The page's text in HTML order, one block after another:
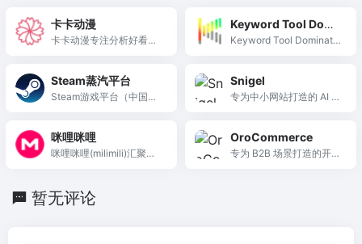
卡卡动漫
卡卡动漫专注分析好看的
Keyword Tool Domi
nator
Keyword Tool Dominator
ay、Google 等，助力挖
掘长尾词。
Steam蒸汽平台
Steam游戏平台（中国大
Snigel
专为中小网站打造的 AI 广
布局显著提升站点 RPM。
咪哩咪哩
咪哩咪哩(milimili)汇聚了
番不等待。咪哩咪哩动漫
OroCommerce
专为 B2B 场景打造的开源
暂无评论